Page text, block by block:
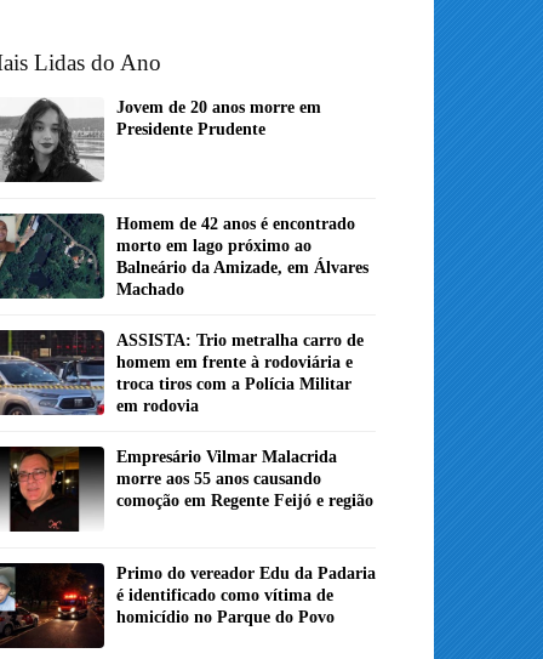
Lidas do Ano
Jovem de 20 anos morre em
Presidente Prudente
Homem de 42 anos é encontrado
morto em lago próximo ao
Balneário da Amizade, em Álvares
Machado
ASSISTA: Trio metralha carro de
homem em frente à rodoviária e
troca tiros com a Polícia Militar
em rodovia
Empresário Vilmar Malacrida
morre aos 55 anos causando
comoção em Regente Feijó e região
Primo do vereador Edu da Padaria
é identificado como vítima de
homicídio no Parque do Povo